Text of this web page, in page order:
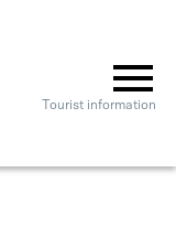
menu
Tourist information